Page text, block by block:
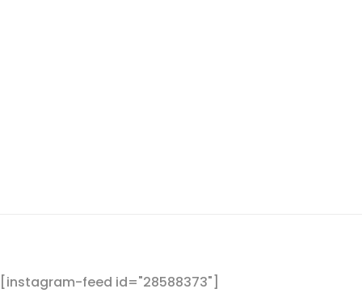
[instagram-feed id="28588373"]